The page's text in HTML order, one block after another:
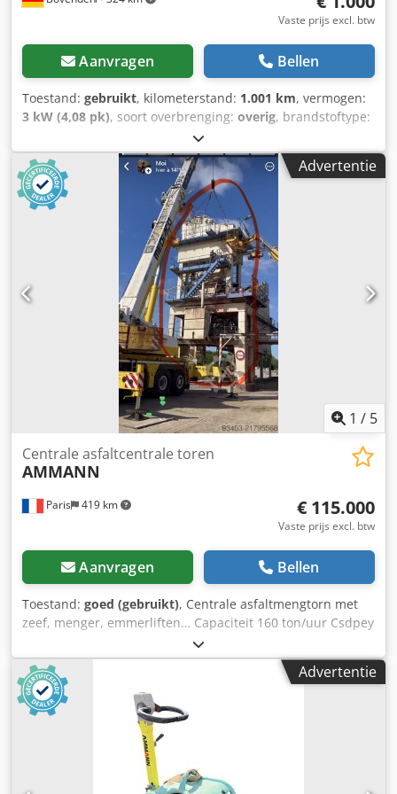
Vaste prijs excl. btw
Aanvragen Bellen
Toestand: gebruikt, kilometerstand: 1.001 km, vermogen:
3 kW (4,08 pk), soort overbrenging: overig, brandstoftype:
, leeggewicht:
01/2006, Bouwjaar:2006, bestuurderscabine:overig,
Voertuiglocatie: Bovenden, Hatz dieselmotor! Accessoire-
informatie zonder garantie, wijzigingen, tussentijdse
verkoop en vergissingen voorbehouden! Csdpfxexy Sw Sj
Advertentie
1 / 5
Paris 419 km
Centrale asfaltcentrale toren
AMMANN
€ 115.000
Vaste prijs excl. btw
Aanvragen Bellen
Toestand: goed (gebruikt), Centrale asfaltmengtorn met
zeef, menger, emmerliften… Capaciteit 160 ton/uur Csdpey
Advertentie